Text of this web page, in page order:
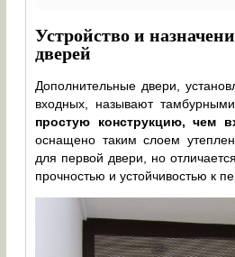
Устройство и
дверей
Дополнительные двери,
входных, называют
простую конструкцию, чем
оснащено таким слоем
для первой двери, но
прочностью и устойчивостью к